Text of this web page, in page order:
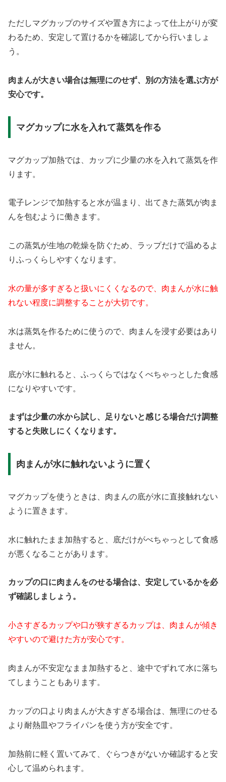
ただしマグカップのサイズや置き方によって仕上がりが変
わるため、安定して置けるかを確認してから行いましょ
う。
肉まんが大きい場合は無理にのせず、別の方法を選ぶ方が
安心です。
マグカップに水を入れて蒸気を作る
マグカップ加熱では、カップに少量の水を入れて蒸気を作
ります。
電子レンジで加熱すると水が温まり、出てきた蒸気が肉ま
んを包むように働きます。
この蒸気が生地の乾燥を防ぐため、ラップだけで温めるよ
りふっくらしやすくなります。
水の量が多すぎると扱いにくくなるので、肉まんが水に触
れない程度に調整することが大切です。
水は蒸気を作るために使うので、肉まんを浸す必要はあり
ません。
底が水に触れると、ふっくらではなくべちゃっとした食感
になりやすいです。
まずは少量の水から試し、足りないと感じる場合だけ調整
すると失敗しにくくなります。
肉まんが水に触れないように置く
マグカップを使うときは、肉まんの底が水に直接触れない
ように置きます。
水に触れたまま加熱すると、底だけがべちゃっとして食感
が悪くなることがあります。
カップの口に肉まんをのせる場合は、安定しているかを必
ず確認しましょう。
小さすぎるカップや口が狭すぎるカップは、肉まんが傾き
やすいので避けた方が安心です。
肉まんが不安定なまま加熱すると、途中でずれて水に落ち
てしまうこともあります。
カップの口より肉まんが大きすぎる場合は、無理にのせる
より耐熱皿やフライパンを使う方が安全です。
加熱前に軽く置いてみて、ぐらつきがないか確認すると安
心して温められます。